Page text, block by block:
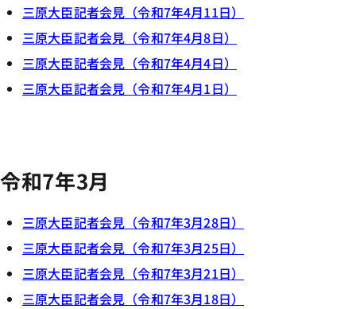
三原大臣記者会見（令和7年4月11日）
三原大臣記者会見（令和7年4月8日）
三原大臣記者会見（令和7年4月4日）
三原大臣記者会見（令和7年4月1日）
令和7年3月
三原大臣記者会見（令和7年3月28日）
三原大臣記者会見（令和7年3月25日）
三原大臣記者会見（令和7年3月21日）
三原大臣記者会見（令和7年3月18日）